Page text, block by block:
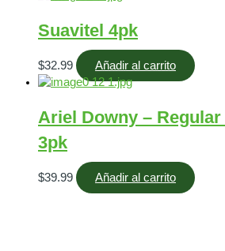
Suavitel 4pk
$32.99 Añadir al carrito
Ariel Downy –
3pk
$39.99 Añadir al carrito